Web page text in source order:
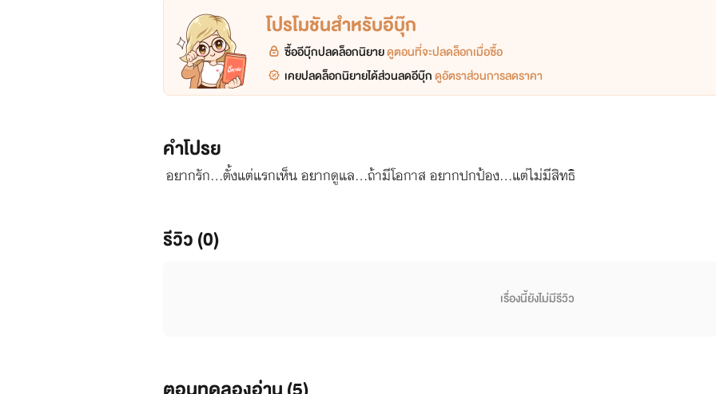
โปรโมชันสำหรับอีบุ๊ก
ซื้ออีบุ๊กปลดล็อกนิยายดูตอนที่จะปลดล็อกเมื่อซื้อ
เคยปลดล็อกนิยายได้ส่วนลดอีบุ๊กดูอัตราส่วนการลดราคา
คำโปรย
อยากรัก...ตั้งแต่แรกเห็น อยากดูแล...ถ้ามีโอกาส อยากปกป้อง...แต่ไม่มีสิทธิ
รีวิว (0)
เรื่องนี้ยังไม่มีรีวิว